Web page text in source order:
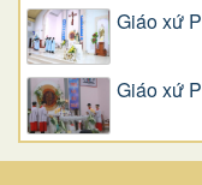
Giáo xứ
Giáo xứ